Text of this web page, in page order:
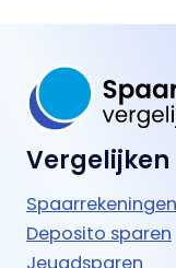
Vergelijken
Spaarrekeningen
Deposito sparen